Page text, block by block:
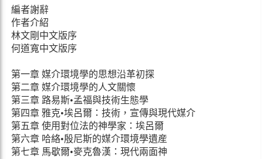
編者謝辭
作者介紹
林文剛中文版序
何道寬中文版序
第一章 媒介環境學的思想沿革初探
第二章 媒介環境學的人文關懷
第三章 路易斯•孟福與技術生態學
第四章 雅克•埃呂爾：技術，宣傳與現代媒介
第五章 使用對位法的神學家：埃呂爾
第六章 哈絡•殷尼斯的媒介環境學遺産
第七章 馬歇爾•麥克魯漢：現代兩面神